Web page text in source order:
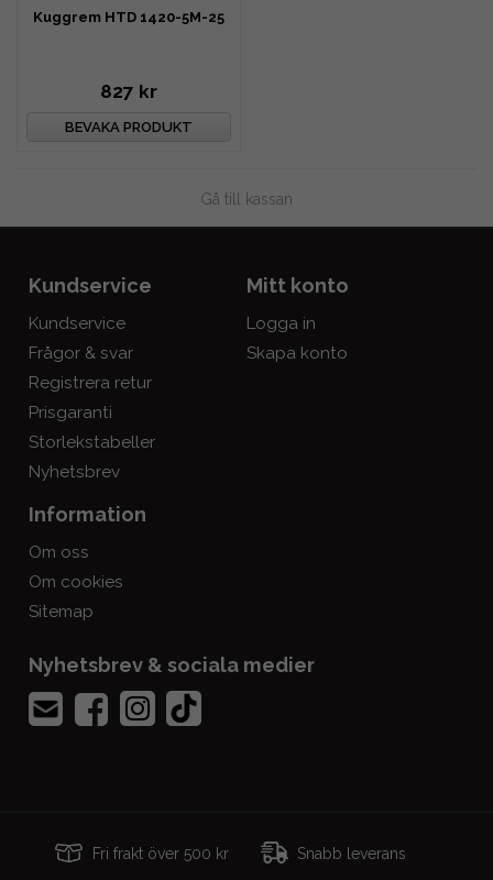
Kuggrem HTD 1420-5M-25
827 kr
BEVAKA PRODUKT
Gå till kassan
Kundservice
Kundservice
Frågor & svar
Registrera retur
Prisgaranti
Storlekstabeller
Nyhetsbrev
Mitt konto
Logga in
Skapa konto
Information
Om oss
Om cookies
Sitemap
Nyhetsbrev & sociala medier
Fri frakt över 500 kr Snabb leverans